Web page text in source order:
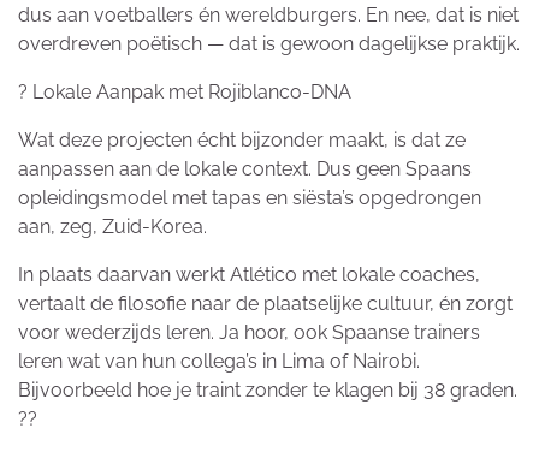
dus aan voetballers én wereldburgers. En nee, dat is niet
overdreven poëtisch — dat is gewoon dagelijkse praktijk.
? Lokale Aanpak met Rojiblanco-DNA
Wat deze projecten écht bijzonder maakt, is dat ze
aanpassen aan de lokale context. Dus geen Spaans
opleidingsmodel met tapas en siësta’s opgedrongen
aan, zeg, Zuid-Korea.
In plaats daarvan werkt Atlético met lokale coaches,
vertaalt de filosofie naar de plaatselijke cultuur, én zorgt
voor wederzijds leren. Ja hoor, ook Spaanse trainers
leren wat van hun collega’s in Lima of Nairobi.
Bijvoorbeeld hoe je traint zonder te klagen bij 38 graden.
?️?